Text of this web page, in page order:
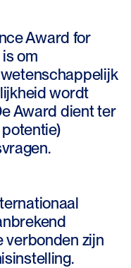
Award for
om
wordt
Award dient ter
verbonden zijn